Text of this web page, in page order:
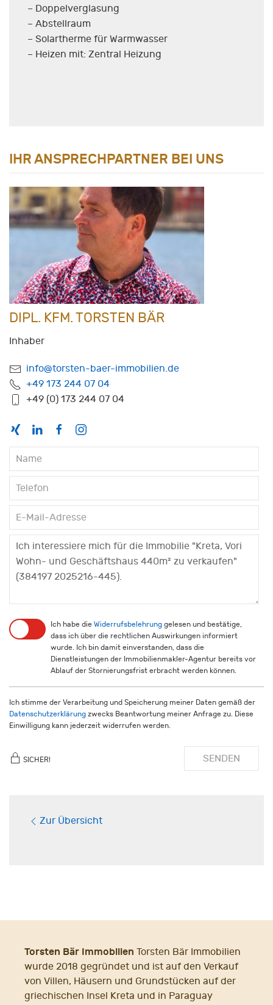
– Doppelverglasung
– Abstellraum
– Solartherme für Warmwasser
– Heizen mit: Zentral Heizung
IHR ANSPRECHPARTNER BEI UNS
DIPL. KFM. TORSTEN BÄR
Inhaber
info@torsten-baer-immobilien.de
+49 173 244 07 04
+49 (0) 173 244 07 04
Ich habe die Widerrufsbelehrung gelesen und bestätige,
dass ich über die rechtlichen Auswirkungen informiert
wurde. Ich bin damit einverstanden, dass die
Dienstleistungen der Immobilienmakler-Agentur bereits vor
Ablauf der Stornierungsfrist erbracht werden können.
Ich stimme der Verarbeitung und Speicherung meiner Daten gemäß der
Datenschutzerklärung zwecks Beantwortung meiner Anfrage zu. Diese
Einwilligung kann jederzeit widerrufen werden.
SICHER! SENDEN
Zur Übersicht
Torsten Bär Immobilien Torsten Bär Immobilien
wurde 2018 gegründet und ist auf den Verkauf
von Villen, Häusern und Grundstücken auf der
griechischen Insel Kreta und in Paraguay